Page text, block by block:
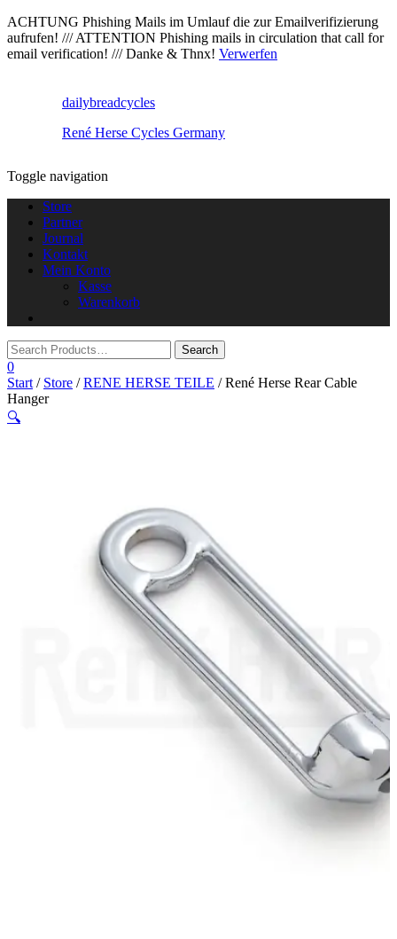
ACHTUNG Phishing Mails im Umlauf die zur Emailverifizierung
aufrufen! /// ATTENTION Phishing mails in circulation that call for
email verification! /// Danke & Thnx! Verwerfen
dailybreadcycles
René Herse Cycles Germany
Toggle navigation
Store
Partner
Journal
Kontakt
Mein Konto
Kasse
Warenkorb
0
Start / Store /RENE HERSE TEILE / René Herse Rear Cable
Hanger
🔍